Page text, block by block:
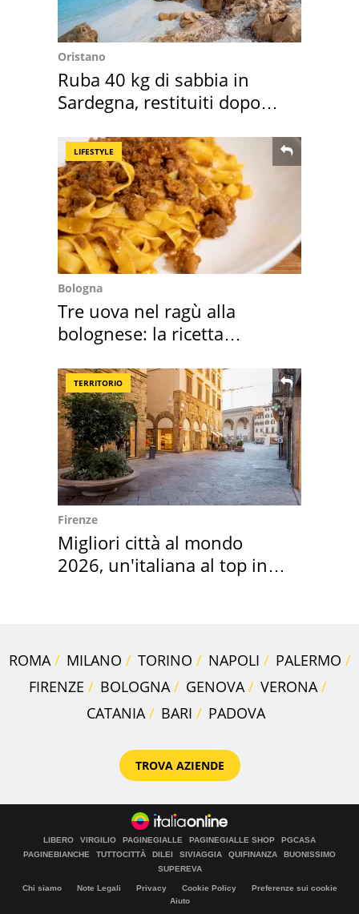
Oristano
Ruba 40 kg di sabbia in
Sardegna, restituiti dopo
LIFESTYLE
Bologna
Tre uova nel ragù alla
bolognese: la ricetta
TERRITORIO
Firenze
Migliori città al mondo
2026, un'italiana al top in
ROMA MILANO TORINO NAPOLI
PALERMO
FIRENZE
BOLOGNA GENOVA
VERONA
CATANIA
BARI PADOVA
TROVA AZIENDE
LIBERO VIRGILIO PAGINEGIALLE PAGINEGIALLE SHOP
PGCASA
PAGINEBIANCHE
TUTTOCITTÀ DILEI SIVIAGGIA QUIFINANZA
BUONISSIMO
SUPEREVA
Chi siamo Note Legali Privacy Cookie Policy
Preferenze sui cookie
Aiuto